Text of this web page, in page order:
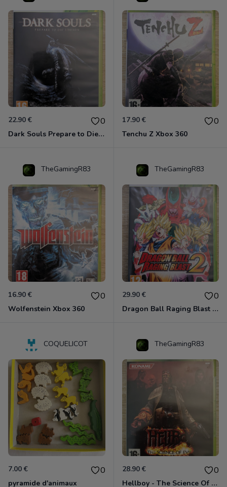
22.90 € 0
Dark Souls Prepare to Die Edition XBOX 360
17.90 € 0
Tenchu Z Xbox 360
TheGamingR83
16.90 € 0
Wolfenstein Xbox 360
TheGamingR83
29.90 € 0
Dragon Ball Raging Blast 2 Xbox 360
COQUELICOT
7.00 € 0
pyramide d'animaux
TheGamingR83
28.90 € 0
Hellboy - The Science Of Evil Xbox 360